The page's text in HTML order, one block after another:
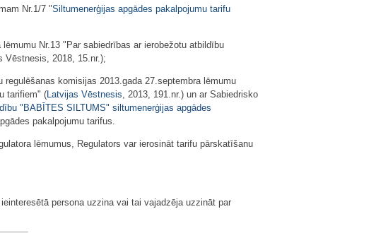
Nr.1/7 "Siltumenerģijas apgādes pakalpojumu tarifu
Nr.13 "Par sabiedrības ar ierobežotu atbildību
Vēstnesis, 2018, 15.nr.);
komisijas 2013.gada 27.septembra lēmumu
tarifiem" (Latvijas Vēstnesis , 2013, 191.nr.) un ar Sabiedrisko
"BABĪTES SILTUMS" siltumenerģijas apgādes
pakalpojumu tarifus.
lēmumus, Regulators var ierosināt tarifu pārskatīšanu
persona uzzina vai tai vajadzēja uzzināt par